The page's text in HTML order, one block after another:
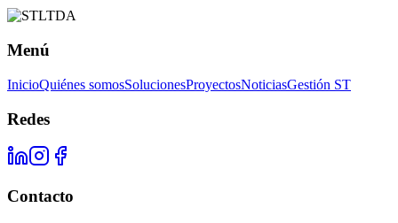
Menú
InicioQuiénes somosSolucionesProyectosNoticiasGestión ST
Redes
Contacto